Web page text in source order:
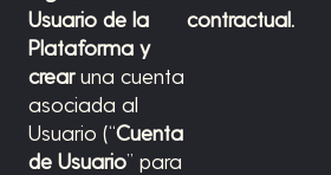
Usuario de la
Plataforma y
crearuna cuenta
asociada al
Usuario (“Cuenta
de Usuario” para
contractual.